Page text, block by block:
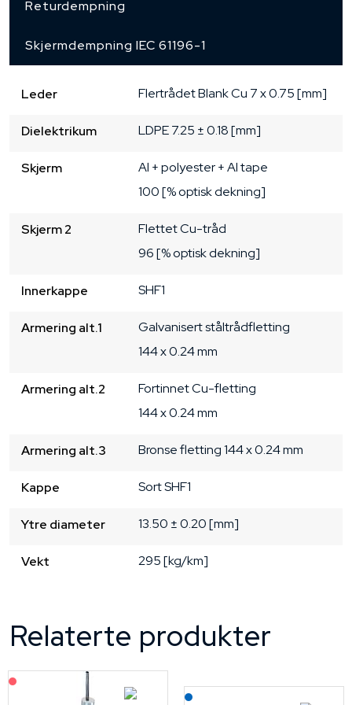
Returdempning
Skjermdempning IEC 61196-1
Leder FlertrådetBlank Cu 7 x 0.75 [mm]
Dielektrikum LDPE7.25 ± 0.18 [mm]
Skjerm
Al + polyester + Al tape
100 [% optisk dekning]
Skjerm 2
Flettet Cu-tråd
96 [% optisk dekning]
Innerkappe SHF1
Armering alt.1
Galvanisert ståltrådfletting
144 x 0.24 mm
Armering alt.2
Fortinnet Cu-fletting
144 x 0.24 mm
Armering alt.3 Bronse fletting144 x 0.24 mm
Kappe SortSHF1
Ytre diameter 13.50 ± 0.20 [mm]
Vekt 295 [kg/km]
Relaterte produkter
På forespørsel